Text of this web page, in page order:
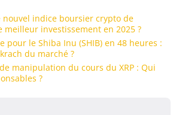
nouvel indice boursier crypto de
meilleur investissement en 2025 ?
pour le Shiba Inu (SHIB) en 48 heures :
du marché ?
manipulation du cours du XRP : Qui
?